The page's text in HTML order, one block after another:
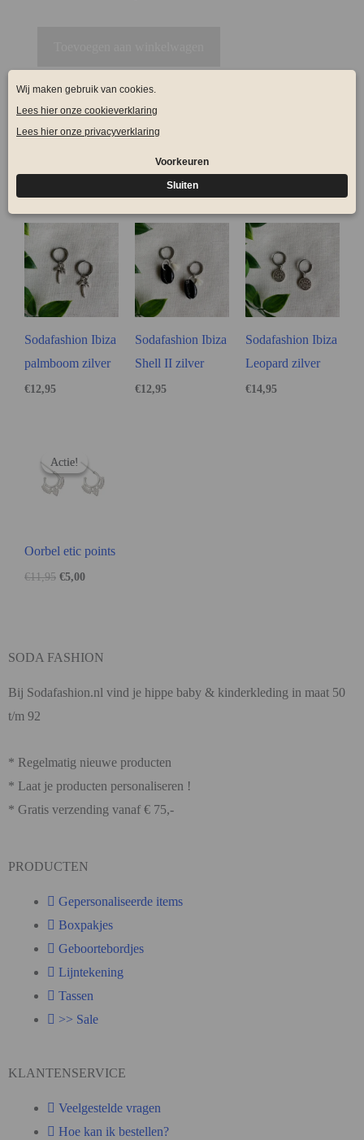
SKUSDF1829
Categorieën Ibiza oorbellen,Oorbellen
Gerelateerde producten
Sodafashion Ibiza
palmboom zilver
€12,95
Sodafashion Ibiza
Shell II zilver
€12,95
Sodafashion Ibiza
Leopard zilver
€14,95
Actie!
Actie!
Oorbel etic points
€11,95 €5,00
SODA FASHION
Bij Sodafashion.nl vind je hippe baby & kinderkleding in maat 50
t/m 92
* Regelmatig nieuwe producten
* Laat je producten personaliseren !
* Gratis verzending vanaf € 75,-
PRODUCTEN
Gepersonaliseerde items
Boxpakjes
Geboortebordjes
Lijntekening
Tassen
>> Sale
KLANTENSERVICE
Veelgestelde vragen
Hoe kan ik bestellen?